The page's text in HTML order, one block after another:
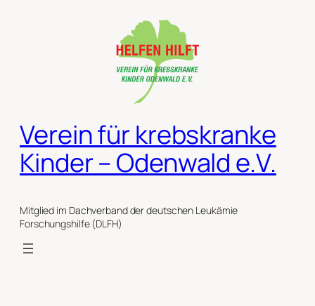
Verein für krebskranke
Kinder – Odenwald e.V.
Mitglied im Dachverband der deutschen Leukämie
Forschungshilfe (DLFH)